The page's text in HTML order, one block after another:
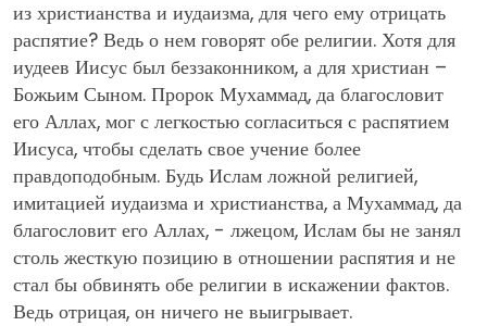
из христианства и иудаизма, для чего ему отрицать
распятие? Ведь о нем говорят обе религии. Хотя для
иудеев Иисус был беззаконником, а для христиан –
Божьим Сыном. Пророк Мухаммад, да благословит
его Аллах, мог с легкостью согласиться с распятием
Иисуса, чтобы сделать свое учение более
правдоподобным. Будь Ислам ложной религией,
имитацией иудаизма и христианства, а Мухаммад, да
благословит его Аллах, - лжецом, Ислам бы не занял
столь жесткую позицию в отношении распятия и не
стал бы обвинять обе религии в искажении фактов.
Ведь отрицая, он ничего не выигрывает.